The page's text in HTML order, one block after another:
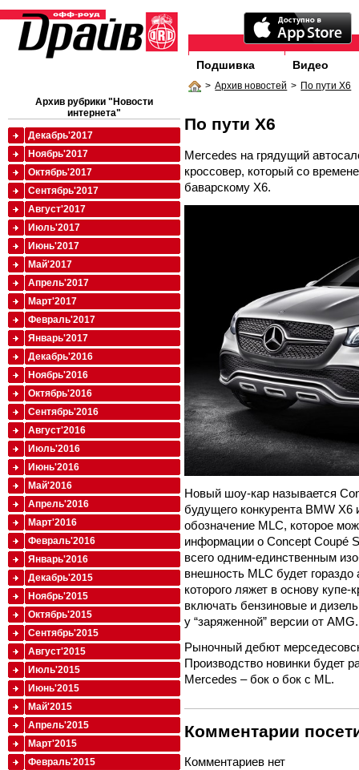
Подшивка Видео
> Архив новостей > По пути X6
По пути X6
Mercedes на грядущий
кроссовер, который со
баварскому X6.
Новый шоу-кар называется
будущего конкурента BMW
обозначение MLC, которое
информации о Concept Coupé
всего одним-единственным
внешность MLC будет
которого ляжет в основу купе-
включать бензиновые и
у “заряженной” версии от AMG.
Рыночный дебют
Производство новинки будет
Mercedes – бок о бок с ML.
Комментарии
Комментариев нет
Архив рубрики "Новости
интернета"
Декабрь'2017
Ноябрь'2017
Октябрь'2017
Сентябрь'2017
Август'2017
Июль'2017
Июнь'2017
Май'2017
Апрель'2017
Март'2017
Февраль'2017
Январь'2017
Декабрь'2016
Ноябрь'2016
Октябрь'2016
Сентябрь'2016
Август'2016
Июль'2016
Июнь'2016
Май'2016
Апрель'2016
Март'2016
Февраль'2016
Январь'2016
Декабрь'2015
Ноябрь'2015
Октябрь'2015
Сентябрь'2015
Август'2015
Июль'2015
Июнь'2015
Май'2015
Апрель'2015
Март'2015
Февраль'2015